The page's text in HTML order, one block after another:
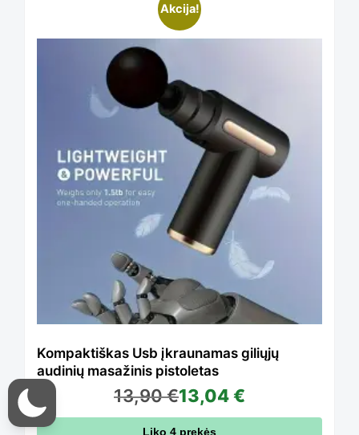
on
the
product
page
Akcija!
Kompaktiškas Usb įkraunamas giliųjų
audinių masažinis pistoletas
13,90€13,04€
Liko 4 prekės
product
has
multiple
variants.
The
options
may